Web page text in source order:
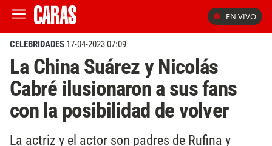
EN VIVO
CELEBRIDADES 17-04-2023 07:09
La China Suárez y Nicolás
Cabré ilusionaron a sus fans
con la posibilidad de volver
La actriz y el actor son padres de Rufina y